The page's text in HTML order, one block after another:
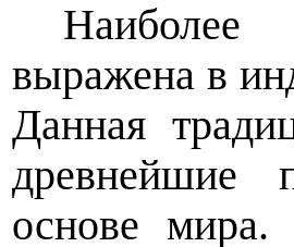
Наиболее
выражена в
Данная
древнейшие
основе мира.